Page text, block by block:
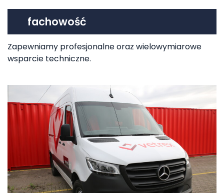
fachowość
Zapewniamy profesjonalne oraz wielowymiarowe
wsparcie techniczne.